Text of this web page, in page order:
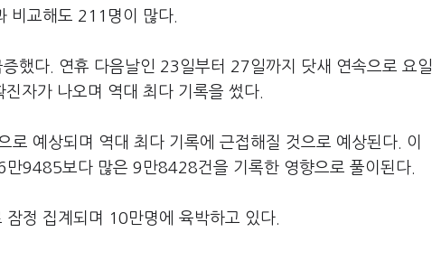
비교해도 211명이 많다.
했다. 연휴 다음날인 23일부터 27일까지 닷새 연속으로 요일
자가 나오며 역대 최다 기록을 썼다.
예상되며 역대 최다 기록에 근접해질 것으로 예상된다. 이
9485보다 많은 9만8428건을 기록한 영향으로 풀이된다.
정 집계되며 10만명에 육박하고 있다.